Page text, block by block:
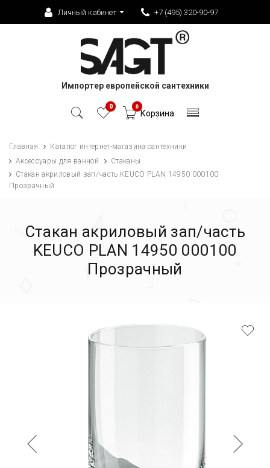
Личный кабинет +7 (495) 320-90-97
Импортер европейской сантехники
0 0
Корзина
Главная
Каталог интернет-магазина сантехники
Аксессуары для ванной
Стаканы
Стакан акриловый зап/часть KEUCO PLAN 14950 000100
Прозрачный
Стакан акриловый зап/часть
KEUCO PLAN 14950 000100
Прозрачный